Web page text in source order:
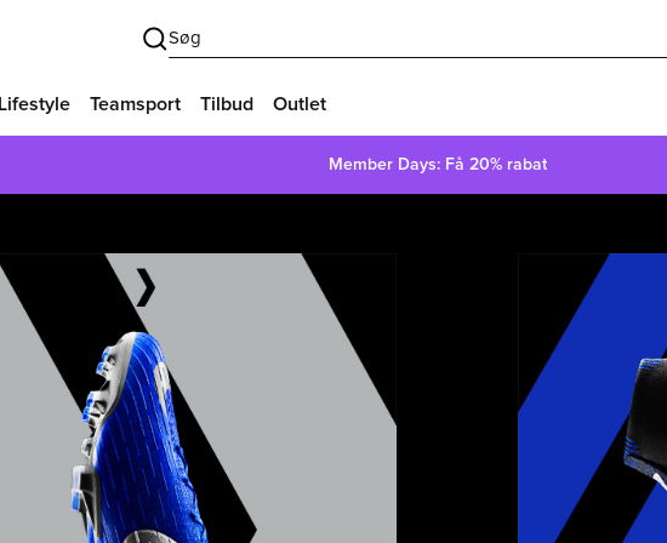
Søg
Lifestyle Teamsport Tilbud Outlet
Member Days: Få 20% rabat